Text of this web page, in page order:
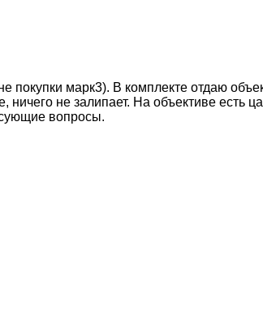
марк3). В комплекте отдаю
не залипает. На объективе есть
вопросы.